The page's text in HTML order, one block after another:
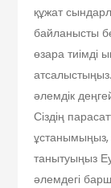
құжат
байланысты
өзара тиімді
әлемдік
Сіздің
ұстанымыңыз,
танытуыңыз
әлемдегі